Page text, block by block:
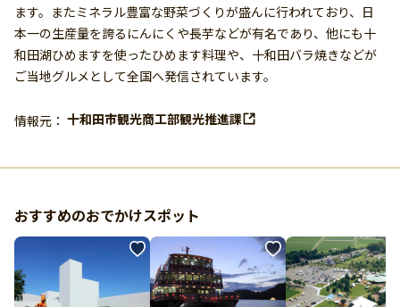
ます。またミネラル豊富な野菜づくりが盛んに行われており、日
本一の生産量を誇るにんにくや長芋などが有名であり、他にも十
和田湖ひめますを使ったひめます料理や、十和田バラ焼きなどが
ご当地グルメとして全国へ発信されています。
情報元： 十和田市観光商工部観光推進課
おすすめのおでかけスポット